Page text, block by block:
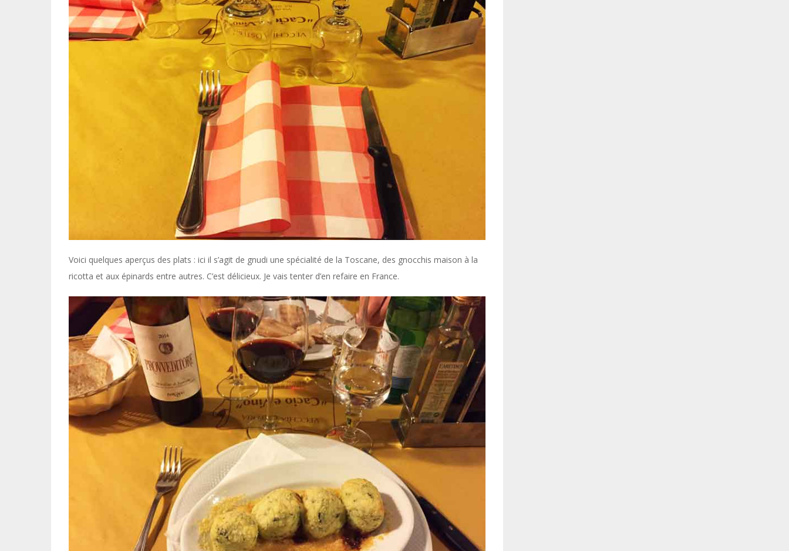
Voici quelques aperçus des plats : ici il s’agit de gnudi une spécialité de la Toscane, des gnocchis maison à la
ricotta et aux épinards entre autres. C’est délicieux. Je vais tenter d’en refaire en France.